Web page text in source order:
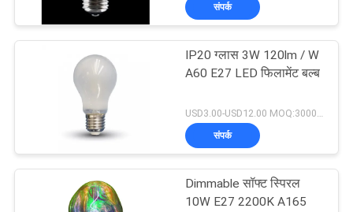
ओवरसीज़ एडिसन बल्ब
संपर्क
IP20 ग्लास 3W 120lm / W
A60 E27 LED फिलामेंट बल्ब
USD3.00-USD12.00 MOQ:3000pcs
संपर्क
Dimmable सॉफ्ट स्पिरल
10W E27 2200K A165